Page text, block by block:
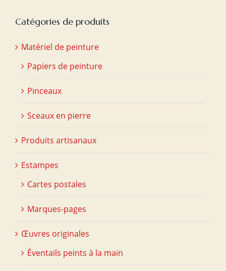
Catégories de produits
Matériel de peinture
Papiers de peinture
Pinceaux
Sceaux en pierre
Produits artisanaux
Estampes
Cartes postales
Marques-pages
Œuvres originales
Éventails peints à la main